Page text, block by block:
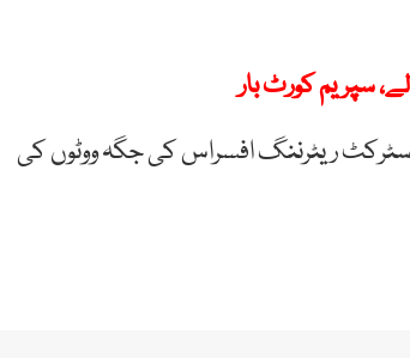
سپریم کورٹ بار
باعث ڈسٹرکٹ ریٹرننگ افسراس کی جگہ ووٹوں کی